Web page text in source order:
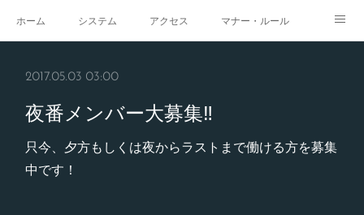
ホーム システム アクセス マナー・ルール
2017.05.03 03:00
夜番メンバー大募集‼️
只今、夕方もしくは夜からラストまで働ける方を募集
中です！